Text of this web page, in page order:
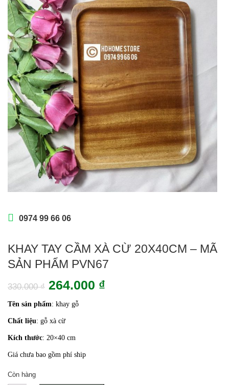
0974 99 66 06
KHAY TAY CẦM XÀ CỪ 20X40CM – MÃ
SẢN PHẨM PVN67
330.000₫ Giá
gốc
là:
330.000 ₫.
264.000 ₫
Tên sản phẩm: khay gỗ
Chất liệu: gỗ xà cừ
Kích thước: 20×40 cm
Giá chưa bao gồm phí ship
Còn hàng